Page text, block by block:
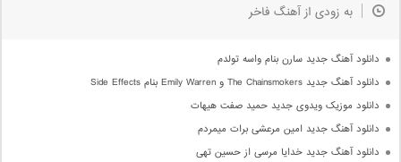
به زودی از آهنگ فاخر
دانلود آهنگ جدید سارن بنام واسه تولدم
دانلود آهنگ جدید The Chainsmokers و Emily Warren بنام Side Effects
دانلود موزیک ویدوی جدید حمید صفت هیهات
دانلود آهنگ جدید امین مرعشی برات میمردم
دانلود آهنگ جدید خدایا مرسی از حسین تهی